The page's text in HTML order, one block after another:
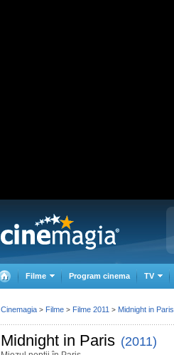
Filme Program cinema TV
Midnight in Paris (2011)
Cinemagia > Filme > Filme 2011 > Midnight in Paris